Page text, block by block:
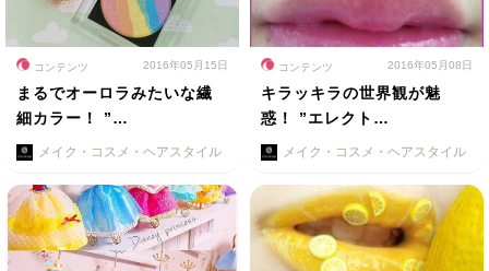
コンテンツ 2016年05月15日
まるでオーロラみたいな繊
細カラー！ ”…
メイク・コスメ・ヘアスタイル
コンテンツ 2016年05月08日
キラッキラの世界観が魅
惑！ ”エレクト…
メイク・コスメ・ヘアスタイル